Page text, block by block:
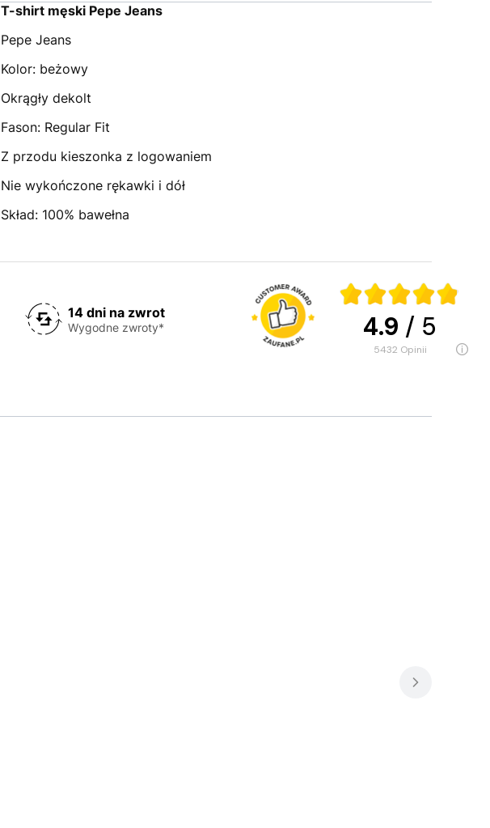
T-shirt męski Pepe Jeans
Pepe Jeans
Kolor: beżowy
Okrągły dekolt
Fason: Regular Fit
Z przodu kieszonka z logowaniem
Nie wykończone rękawki i dół
Skład: 100% bawełna
14 dni na zwrot
Wygodne zwroty* 4.9 / 5
5432 opinii